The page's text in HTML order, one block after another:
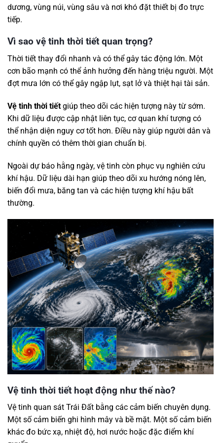
dương, vùng núi, vùng sâu và nơi khó đặt thiết bị đo trực
tiếp.
Vì sao vệ tinh thời tiết quan trọng?
Thời tiết thay đổi nhanh và có thể gây tác động lớn. Một
cơn bão mạnh có thể ảnh hưởng đến hàng triệu người. Một
đợt mưa lớn có thể gây ngập lụt, sạt lở và thiệt hại tài sản.
Vệ tinh thời tiết giúp theo dõi các hiện tượng này từ sớm.
Khi dữ liệu được cập nhật liên tục, cơ quan khí tượng có
thể nhận diện nguy cơ tốt hơn. Điều này giúp người dân và
chính quyền có thêm thời gian chuẩn bị.
Ngoài dự báo hằng ngày, vệ tinh còn phục vụ nghiên cứu
khí hậu. Dữ liệu dài hạn giúp theo dõi xu hướng nóng lên,
biến đổi mưa, băng tan và các hiện tượng khí hậu bất
thường.
Vệ tinh thời tiết hoạt động như thế nào?
Vệ tinh quan sát Trái Đất bằng các cảm biến chuyên dụng.
Một số cảm biến ghi hình mây và bề mặt. Một số cảm biến
khác đo bức xạ, nhiệt độ, hơi nước hoặc đặc điểm khí